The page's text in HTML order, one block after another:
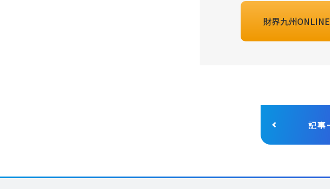
財界九州
記事